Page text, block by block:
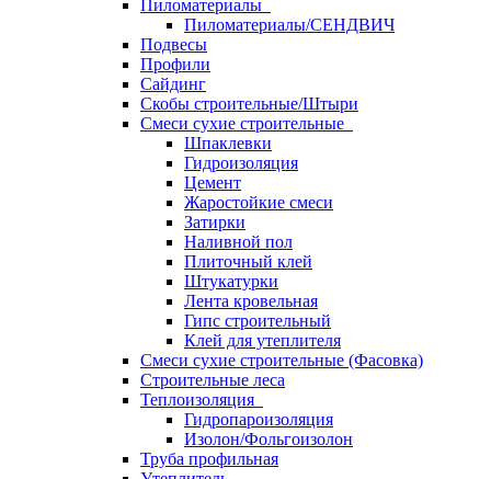
Пиломатериалы
Пиломатериалы/СЕНДВИЧ
Подвесы
Профили
Сайдинг
Скобы строительные/Штыри
Смеси сухие строительные
Шпаклевки
Гидроизоляция
Цемент
Жаростойкие смеси
Затирки
Наливной пол
Плиточный клей
Штукатурки
Лента кровельная
Гипс строительный
Клей для утеплителя
Смеси сухие строительные (Фасовка)
Строительные леса
Теплоизоляция
Гидропароизоляция
Изолон/Фольгоизолон
Труба профильная